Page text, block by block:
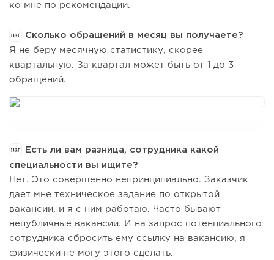
ко мне по рекомендации.
Сколько обращений в месяц вы получаете?
Я не беру месячную статистику, скорее
квартальную. За квартал может быть от 1 до 3
обращений.
Есть ли вам разница, сотрудника какой
специальности вы ищите?
Нет. Это совершенно непринципиально. Заказчик
дает мне техническое задание по открытой
вакансии, и я с ним работаю. Часто бывают
непубличные вакансии. И на запрос потенциального
сотрудника сбросить ему ссылку на вакансию, я
физически не могу этого сделать.